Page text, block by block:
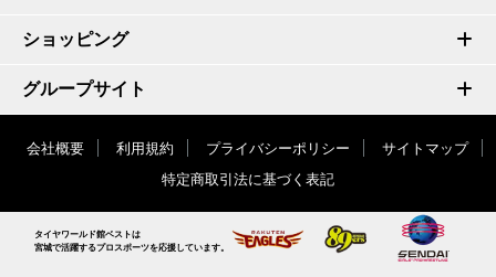
ショッピング
グループサイト
会社概要 利用規約 プライバシーポリシー
サイトマップ
特定商取引法に基づく表記
タイヤワールド館ベストは
宮城で活躍するプロスポーツを応援しています。